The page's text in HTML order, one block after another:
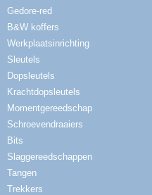
Gedore-red
B&W koffers
Werkplaatsinrichting
Sleutels
Dopsleutels
Krachtdopsleutels
Momentgereedschap
Schroevendraaiers
Bits
Slaggereedschappen
Tangen
Trekkers